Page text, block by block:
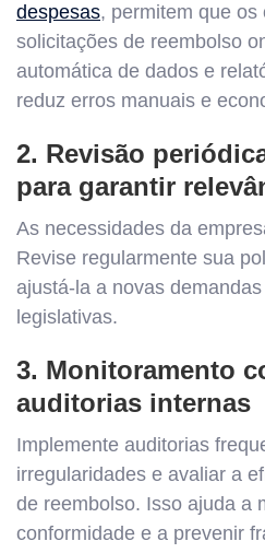
despesas, permitem que os
solicitações de reembolso
automática de dados e
reduz erros manuais e
2. Revisão
para garantir
As necessidades da
Revise regularmente sua
ajustá-la a novas
legislativas.
3. Monitoramento
auditorias internas
Implemente auditorias
irregularidades e avaliar a
de reembolso. Isso ajuda a
conformidade e a prevenir